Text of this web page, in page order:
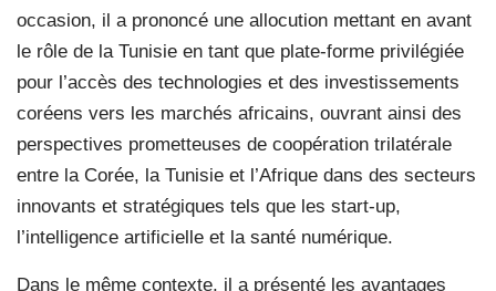
occasion, il a prononcé une allocution mettant en avant
le rôle de la Tunisie en tant que plate-forme privilégiée
pour l’accès des technologies et des investissements
coréens vers les marchés africains, ouvrant ainsi des
perspectives prometteuses de coopération trilatérale
entre la Corée, la Tunisie et l’Afrique dans des secteurs
innovants et stratégiques tels que les start-up,
l’intelligence artificielle et la santé numérique.
Dans le même contexte, il a présenté les avantages